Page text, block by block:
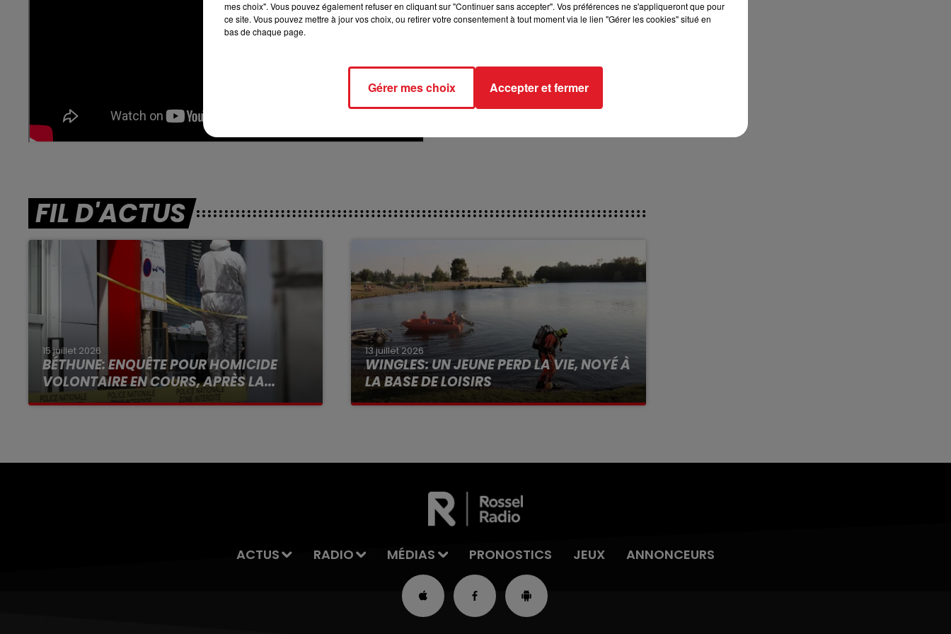
FIL D'ACTUS
15 juillet 2026
BÉTHUNE: ENQUÊTE POUR HOMICIDE
VOLONTAIRE EN COURS, APRÈS LA...
Selon les premiers éléments, le logement
13 juillet 2026
WINGLES: UN JEUNE PERD LA VIE, NOYÉ À
LA BASE DE LOISIRS
La victime a coulé à pic
ACTUS RADIO MÉDIAS PRONOSTICS JEUX ANNONCEURS
mes choix". Vous pouvez également refuser en cliquant sur "Continuer sans accepter". Vos préférences ne s'appliqueront que pour
ce site. Vous pouvez mettre à jour vos choix, ou retirer votre consentement à tout moment via le lien "Gérer les cookies" situé en
bas de chaque page.
Gérer mes choix Accepter et fermer